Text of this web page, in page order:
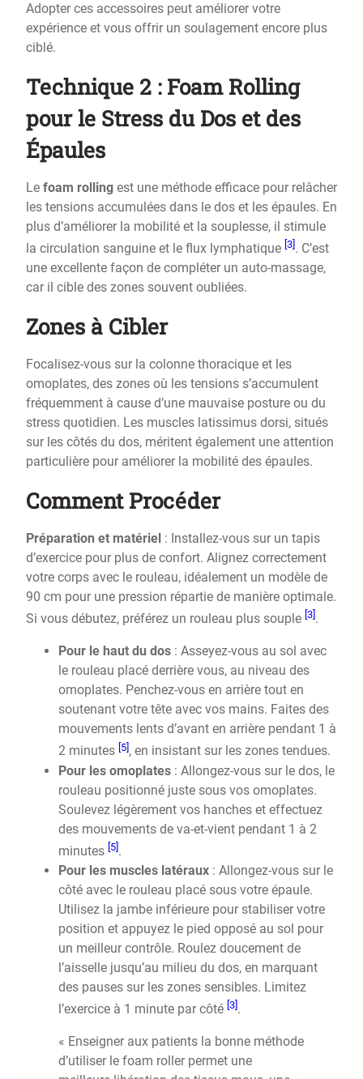
Adopter ces accessoires peut améliorer votre
expérience et vous offrir un soulagement encore plus
ciblé.
Technique 2 : Foam Rolling
pour le Stress du Dos et des
Épaules
Le foam rolling est une méthode efficace pour relâcher
les tensions accumulées dans le dos et les épaules. En
plus d’améliorer la mobilité et la souplesse, il stimule
la circulation sanguine et le flux lymphatique [3]. C’est
une excellente façon de compléter un auto-massage,
car il cible des zones souvent oubliées.
Zones à Cibler
Focalisez-vous sur la colonne thoracique et les
omoplates, des zones où les tensions s’accumulent
fréquemment à cause d’une mauvaise posture ou du
stress quotidien. Les muscles latissimus dorsi, situés
sur les côtés du dos, méritent également une attention
particulière pour améliorer la mobilité des épaules.
Comment Procéder
Préparation et matériel : Installez-vous sur un tapis
d’exercice pour plus de confort. Alignez correctement
votre corps avec le rouleau, idéalement un modèle de
90 cm pour une pression répartie de manière optimale.
Si vous débutez, préférez un rouleau plus souple [3] .
Pour le haut du dos : Asseyez-vous au sol avec
le rouleau placé derrière vous, au niveau des
omoplates. Penchez-vous en arrière tout en
soutenant votre tête avec vos mains. Faites des
mouvements lents d’avant en arrière pendant 1 à
2 minutes [5], en insistant sur les zones tendues.
Pour les omoplates : Allongez-vous sur le dos, le
rouleau positionné juste sous vos omoplates.
Soulevez légèrement vos hanches et effectuez
des mouvements de va-et-vient pendant 1 à 2
minutes [5].
Pour les muscles latéraux : Allongez-vous sur le
côté avec le rouleau placé sous votre épaule.
Utilisez la jambe inférieure pour stabiliser votre
position et appuyez le pied opposé au sol pour
un meilleur contrôle. Roulez doucement de
l’aisselle jusqu’au milieu du dos, en marquant
des pauses sur les zones sensibles. Limitez
l’exercice à 1 minute par côté [3] .
« Enseigner aux patients la bonne méthode
d’utiliser le foam roller permet une